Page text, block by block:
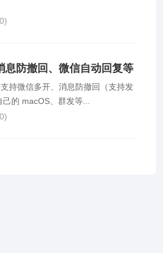
0)
息防撤回、微信自动回复等
持微信多开、消息防撤回（支持发
的 macOS、群发等...
0)